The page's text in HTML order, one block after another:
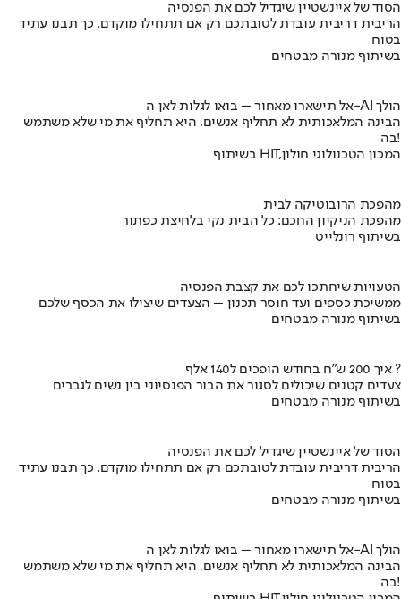
הסוד של איינשטיין שיגדיל לכם את הפנסיה
הריבית דריבית עובדת לטובתכם רק אם תתחילו מוקדם. כך תבנו עתיד
בטוח
בשיתוף מנורה מבטחים
אל תישארו מאחור – בואו לגלות לאן ה-AI הולך
הבינה המלאכותית לא תחליף אנשים, היא תחליף את מי שלא משתמש
בה!
בשיתוף HIT,המכון הטכנולוגי חולון
מהפכת הרובוטיקה לבית
מהפכת הניקיון החכם: כל הבית נקי בלחיצת כפתור
בשיתוף רונלייט
הטעויות שיחתכו לכם את קצבת הפנסיה
ממשיכת כספים ועד חוסר תכנון – הצעדים שיצילו את הכסף שלכם
בשיתוף מנורה מבטחים
איך 200 ש"ח בחודש הופכים ל140 אלף ?
צעדים קטנים שיכולים לסגור את הבור הפנסיוני בין נשים לגברים
בשיתוף מנורה מבטחים
הסוד של איינשטיין שיגדיל לכם את הפנסיה
הריבית דריבית עובדת לטובתכם רק אם תתחילו מוקדם. כך תבנו עתיד
בטוח
בשיתוף מנורה מבטחים
אל תישארו מאחור – בואו לגלות לאן ה-AI הולך
הבינה המלאכותית לא תחליף אנשים, היא תחליף את מי שלא משתמש
בה!